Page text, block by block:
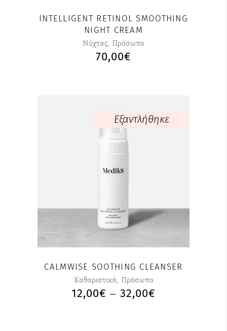
INTELLIGENT RETINOL SMOOTHING
NIGHT CREAM
Nύχτας, Πρόσωπο
70,00€
Εξαντλήθηκε
CALMWISE SOOTHING CLEANSER
Καθαριστικά, Πρόσωπο
12,00€ – 32,00€